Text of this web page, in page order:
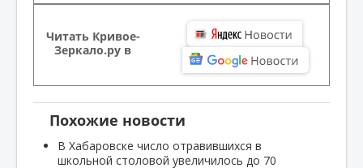
Читать Кривое-
Зеркало.ру в
Похожие новости
В Хабаровске число отравившихся в
школьной столовой увеличилось до 70